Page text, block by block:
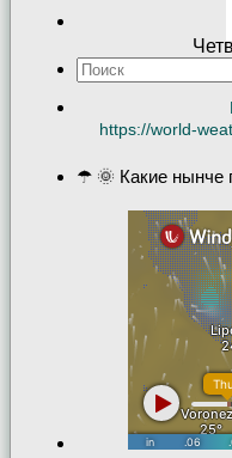
https://world-
☂ 🌞 Какие нынче